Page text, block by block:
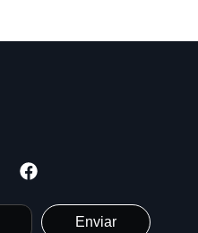
Enviar